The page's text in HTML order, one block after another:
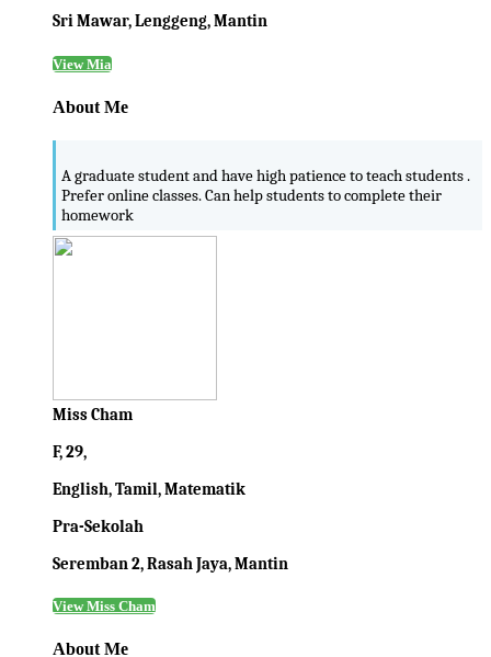
Sri Mawar, Lenggeng, Mantin
View Mia
About Me
A graduate student and have high patience to teach students .
Prefer online classes. Can help students to complete their
homework
Miss Cham
F, 29,
English, Tamil, Matematik
Pra-Sekolah
Seremban 2, Rasah Jaya, Mantin
View Miss Cham
About Me